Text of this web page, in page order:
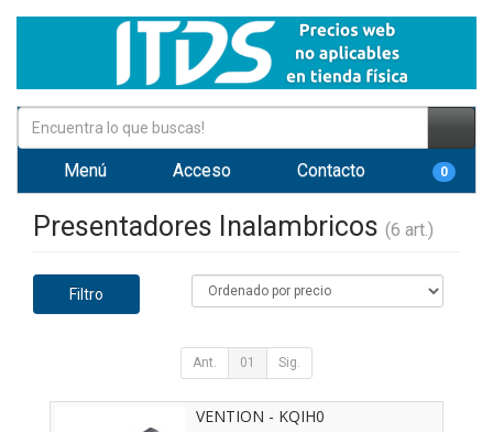
Menú Acceso Contacto 0
Presentadores Inalambricos (6 art.)
Filtro
Ant. 01 Sig.
VENTION - KQIH0